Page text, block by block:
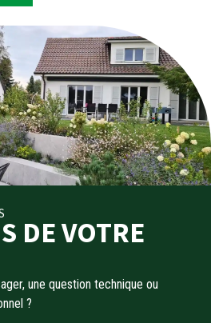
DE VOTRE
une question technique ou
?